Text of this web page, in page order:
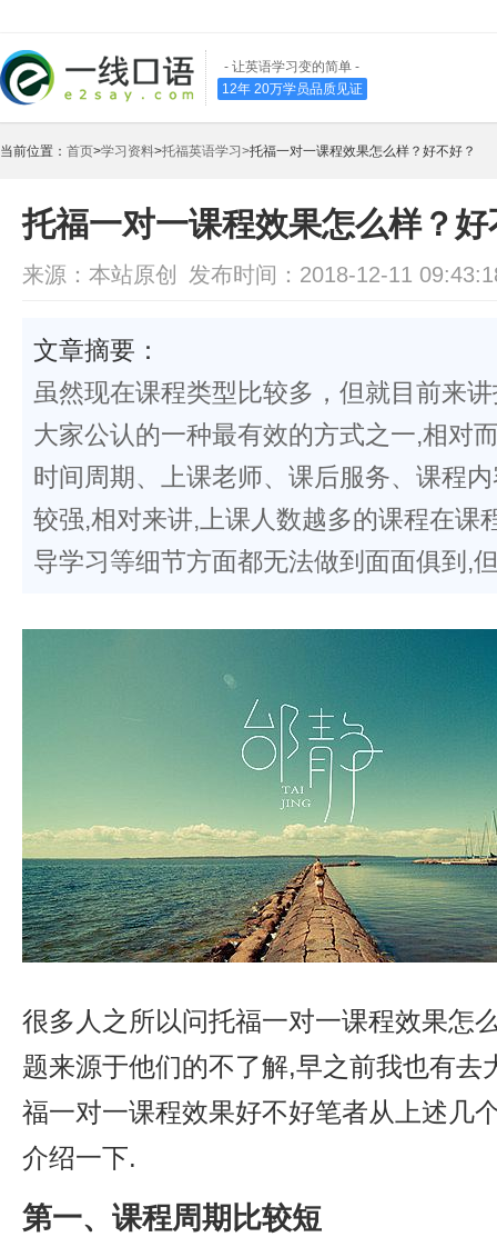
- 让英语学习变的简单 -
12年 20万学员品质见证
当前位置： 首页>学习资料>托福英语学习>托福一对一课程效果怎么样？好不好？
托福一对一课程效果怎么样？好
来源：本站原创 发布时间：2018-12-11
文章摘要：
虽然现在课程类型比较多，但就目前来
大家公认的一种最有效的方式之一,相对
时间周期、上课老师、课后服务、课程
较强,相对来讲,上课人数越多的课程在课
导学习等细节方面都无法做到面面俱到,
很多人之所以问托福一对一课程效果怎
题来源于他们的不了解,早之前我也有去
福一对一课程效果好不好笔者从上述几
介绍一下.
第一、课程周期比较短